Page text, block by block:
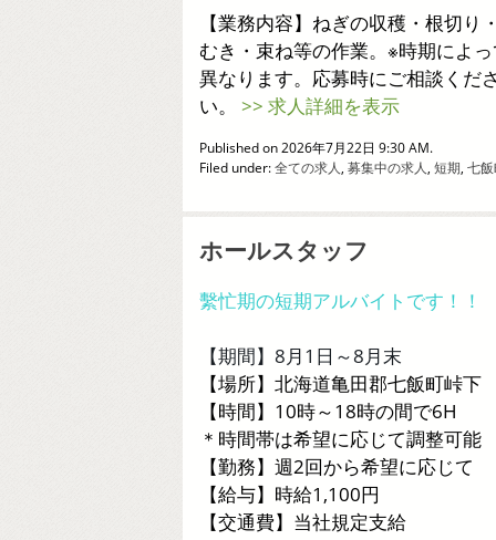
【業務内容】ねぎの収穫・根切り
むき・束ね等の作業。※時期によ
異なります。応募時にご相談くだ
い。 >> 求人詳細を表示
Published on 2026年7月22日 9:30 AM.
Filed under:全ての求人, 募集中の求人, 短期, 七
ホールスタッフ
繫忙期の短期アルバイトです！！
【期間】8月1日～8月末
【場所】北海道亀田郡七飯町峠下
【時間】10時～18時の間で6H
＊時間帯は希望に応じて調整可能
【勤務】週2回から希望に応じて
【給与】時給1,100円
【交通費】当社規定支給